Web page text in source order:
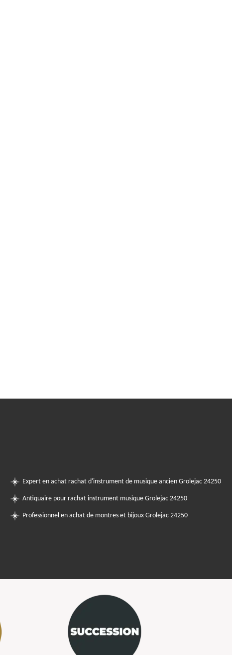
Expert en achat rachat d'instrument de musique ancien Grolejac 24250
Antiquaire pour rachat instrument musique Grolejac 24250
Professionnel en achat de montres et bijoux Grolejac 24250